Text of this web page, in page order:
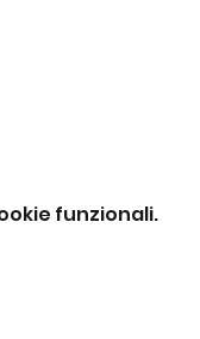
funzionali.